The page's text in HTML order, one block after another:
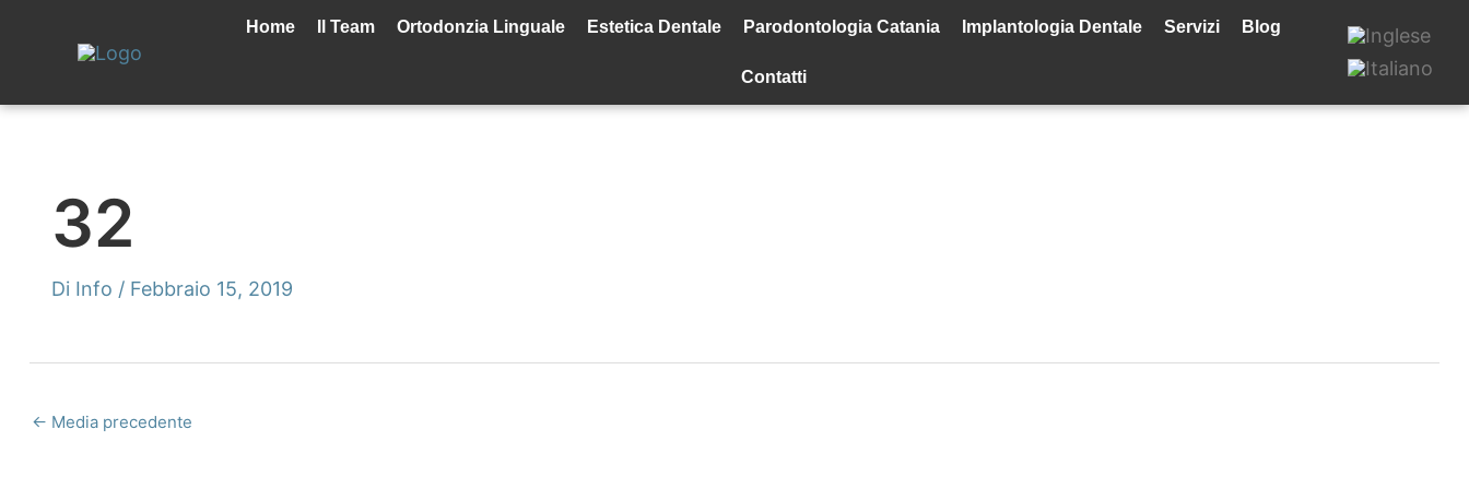
contenuto
Home Il Team Ortodonzia Linguale Estetica Dentale Parodontologia Catania Implantologia Dentale Servizi Blog
Contatti
32
Di Info / Febbraio 15, 2019
← Media precedente